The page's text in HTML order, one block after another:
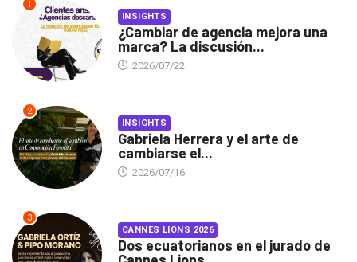
1
INSIGHTS
¿Cambiar de agencia mejora una
marca? La discusión...
2026/07/22
2
INSIGHTS
Gabriela Herrera y el arte de
cambiarse el...
2026/07/16
3
CANNES LIONS 2026
Dos ecuatorianos en el jurado de